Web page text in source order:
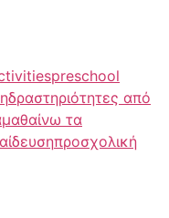
preschool
δραστηριότητες από
μαθαίνω τα
προσχολική